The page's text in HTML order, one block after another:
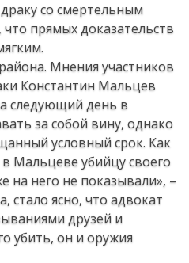
со смертельным
прямых доказательств
Мнения участников
Константин Мальцев
следующий день в
за собой вину, однако
условный срок. Как
Мальцеве убийцу своего
на него не показывали», –
стало ясно, что адвокат
друзей и
убить, он и оружия